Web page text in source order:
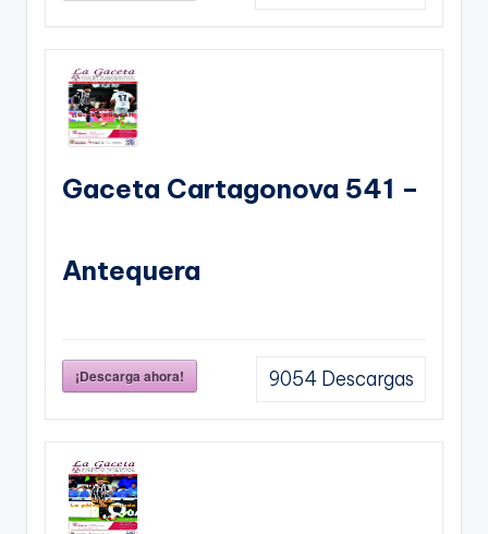
Gaceta Cartagonova 541 –
Antequera
¡Descarga ahora! 9054 Descargas